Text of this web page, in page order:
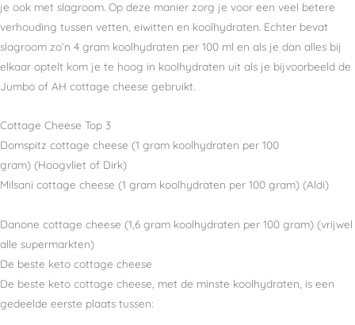
je ook met slagroom. Op deze manier zorg je voor een veel betere
verhouding tussen vetten, eiwitten en koolhydraten. Echter bevat
slagroom zo’n 4 gram koolhydraten per 100 ml en als je dan alles bij
elkaar optelt kom je te hoog in koolhydraten uit als je bijvoorbeeld de
Jumbo of AH cottage cheese gebruikt.
Cottage Cheese Top 3
Domspitz cottage cheese (1 gram koolhydraten per 100
gram) (Hoogvliet of Dirk)
Milsani cottage cheese (1 gram koolhydraten per 100 gram) (Aldi)
Danone cottage cheese (1,6 gram koolhydraten per 100 gram) (vrijwel
alle supermarkten)
De beste keto cottage cheese
De beste keto cottage cheese, met de minste koolhydraten, is een
gedeelde eerste plaats tussen: